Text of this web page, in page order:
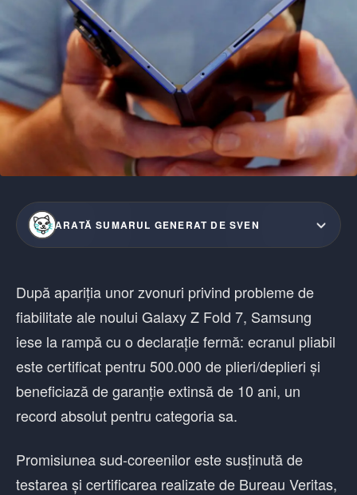
ARATĂ SUMARUL GENERAT DE SVEN
După apariția unor zvonuri privind probleme de
fiabilitate ale noului Galaxy Z Fold 7, Samsung
iese la rampă cu o declarație fermă: ecranul pliabil
este certificat pentru 500.000 de plieri/deplieri și
beneficiază de garanție extinsă de 10 ani, un
record absolut pentru categoria sa.
Promisiunea sud-coreenilor este susținută de
testarea și certificarea realizate de Bureau Veritas,